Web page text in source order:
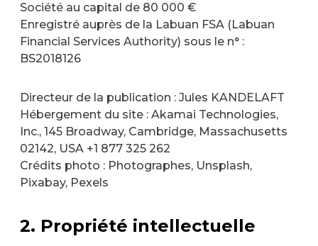
Société au capital de 80 000 €
Enregistré auprès de la Labuan FSA (Labuan
Financial Services Authority) sous le n° :
BS2018126
Directeur de la publication : Jules KANDELAFT
Hébergement du site : Akamai Technologies,
Inc., 145 Broadway, Cambridge, Massachusetts
02142, USA +1 877 325 262
Crédits photo : Photographes, Unsplash,
Pixabay, Pexels
2. Propriété intellectuelle